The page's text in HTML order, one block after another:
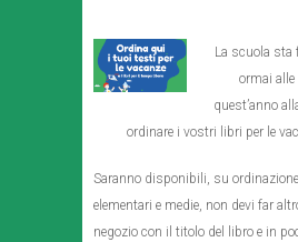
La scuola sta
ormai
quest’anno
ordinare i vostri libri per le
Saranno disponibili, su
elementari e medie, non devi far
negozio con il titolo del libro e in